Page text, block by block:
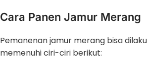
Cara Panen Jamur Merang
Pemanenan jamur merang bisa
memenuhi ciri-ciri berikut: